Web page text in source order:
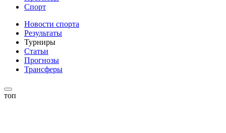
Спорт
Новости спорта
Результаты
Турниры
Статьи
Прогнозы
Трансферы
топ